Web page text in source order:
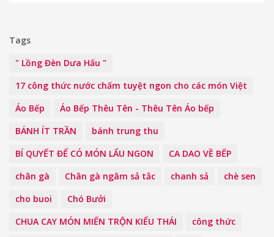
Tags
" Lồng Đèn Dưa Hấu "
17 công thức nước chấm tuyệt ngon cho các món Việt
Áo Bếp
Áo Bếp Thêu Tên - Thêu Tên Áo bếp
BÁNH ÍT TRẦN
bánh trung thu
BÍ QUYẾT ĐỂ CÓ MÓN LẨU NGON
CA DAO VỀ BẾP
chân gà
Chân gà ngâm sả tắc chanh sả
chè sen
cho buoi
Chó Bưởi
CHUA CAY MÓN MIẾN TRỘN KIỂU THÁI
công thức